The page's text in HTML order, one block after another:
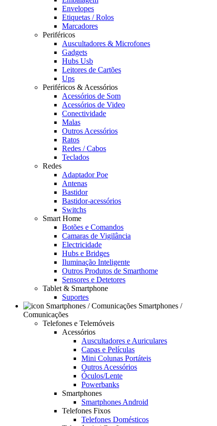
Envelopes
Etiquetas / Rolos
Marcadores
Periféricos
Auscultadores & Microfones
Gadgets
Hubs Usb
Leitores de Cartões
Ups
Periféricos & Acessórios
Acessórios de Som
Acessórios de Video
Conectividade
Malas
Outros Acessórios
Ratos
Redes / Cabos
Teclados
Redes
Adaptador Poe
Antenas
Bastidor
Bastidor-acessórios
Switchs
Smart Home
Botões e Comandos
Camaras de Vigilância
Electricidade
Hubs e Bridges
Iluminação Inteligente
Outros Produtos de Smarthome
Sensores e Detetores
Tablet & Smartphone
Suportes
Smartphones /
Comunicações
Telefones e Telemóveis
Acessórios
Auscultadores e Auriculares
Capas e Películas
Mini Colunas Portáteis
Outros Acessórios
Óculos/Lente
Powerbanks
Smartphones
Smartphones Android
Telefones Fixos
Telefones Domésticos